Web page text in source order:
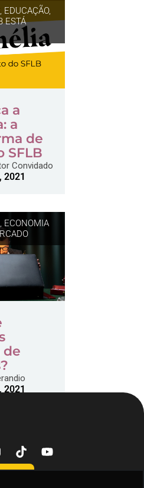
, EDUCAÇÃO,
ESTÁ
a
a
de
SFLB
Convidado
2021
, ECONOMIA
de
2021